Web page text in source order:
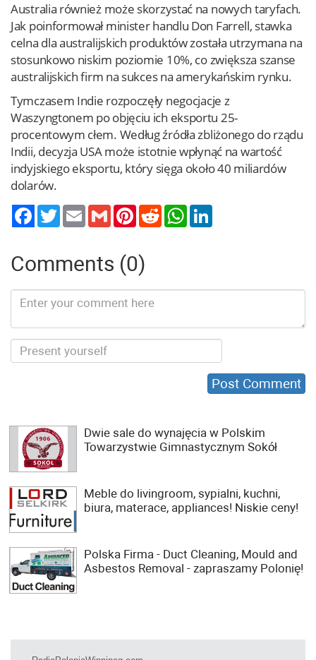
Australia również może skorzystać na nowych taryfach.
Jak poinformował minister handlu Don Farrell, stawka
celna dla australijskich produktów została utrzymana na
stosunkowo niskim poziomie 10%, co zwiększa szanse
australijskich firm na sukces na amerykańskim rynku.
Tymczasem Indie rozpoczęły negocjacje z
Waszyngtonem po objęciu ich eksportu 25-
procentowym cłem. Według źródła zbliżonego do rządu
Indii, decyzja USA może istotnie wpłynąć na wartość
indyjskiego eksportu, który sięga około 40 miliardów
dolarów.
TwitterEmail Gmail PinterestReddit WhatsApp
Comments (0)
Dwie sale do wynajęcia w Polskim
Towarzystwie Gimnastycznym Sokół
Meble do livingroom, sypialni, kuchni,
biura, materace, appliances! Niskie ceny!
Polska Firma - Duct Cleaning, Mould and
Asbestos Removal - zapraszamy Polonię!